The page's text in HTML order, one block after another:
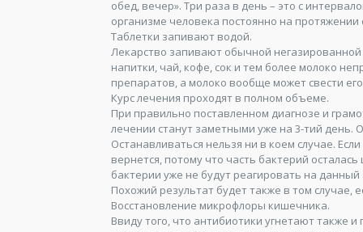
обед, вечер». Три раза в день – это с
организме человека постоянно на
Таблетки запивают водой.
Лекарство запивают обычной
напитки, чай, кофе, сок и тем более молоко
препаратов, а молоко вообще может свести
Курс лечения проходят в полном объеме.
При правильно поставленном диагнозе и
лечении станут заметными уже на 3-тий
Останавливаться нельзя ни в коем случае.
вернется, потому что часть бактерий
бактерии уже не будут реагировать на
Похожий результат будет также в том случае,
Восстановление микрофлоры кишечника.
Ввиду того, что антибиотики угнетают также